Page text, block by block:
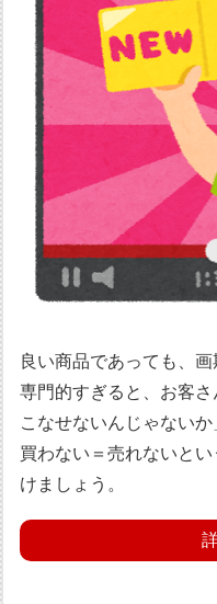
良い商品であっても、
専門的すぎると、お客
こなせないんじゃない
買わない＝売れないと
けましょう。